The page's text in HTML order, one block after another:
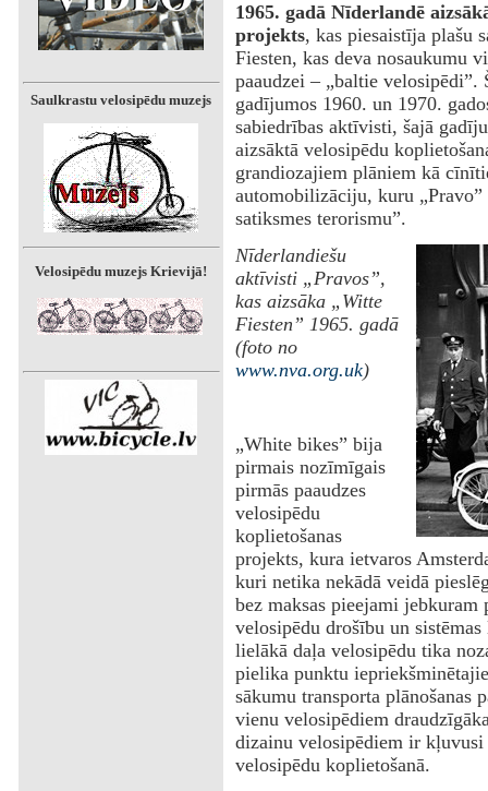
Saulkrastu velosipēdu muzejs
Velosipēdu muzejs Krievijā!
1965. gadā Nīderlandē
projekts, kas piesaistīja plašu
Fiesten, kas deva nosaukumu
paaudzei – „baltie
gadījumos 1960. un 1970.
sabiedrības aktīvisti, šajā
aizsāktā velosipēdu
grandiozajiem plāniem kā
automobilizāciju, kuru
satiksmes terorismu”.
Nīderlandiešu
aktīvisti „Pravos”,
kas aizsāka „Witte
Fiesten” 1965. gadā
(foto no
www.nva.org.uk)
„White bikes” bija
pirmais nozīmīgais
pirmās paaudzes
velosipēdu
koplietošanas
projekts, kura ietvaros
kuri netika nekādā veidā
bez maksas pieejami
velosipēdu drošību un
lielākā daļa velosipēdu tika
pielika punktu
sākumu transporta plānošanas
vienu velosipēdiem
dizainu velosipēdiem ir
velosipēdu koplietošanā.